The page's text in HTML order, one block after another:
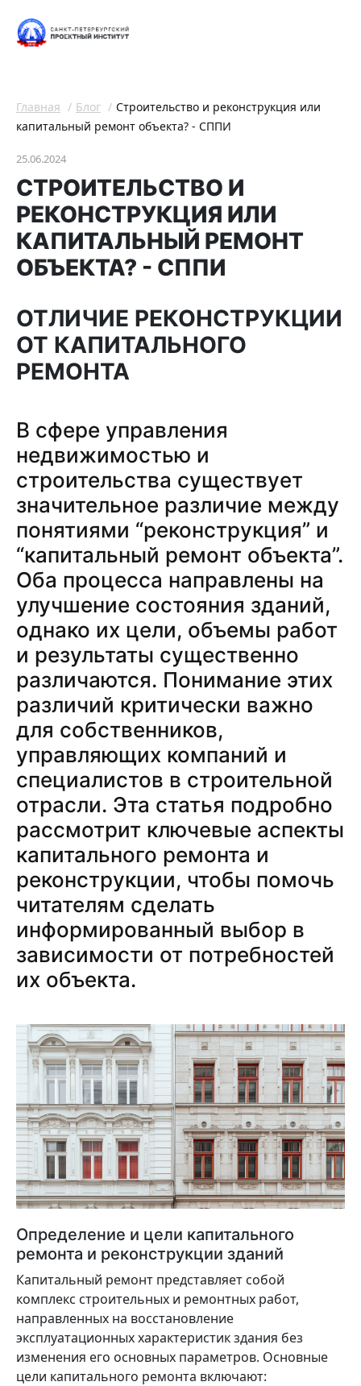
Главная Блог
Строительство и реконструкция или
капитальный ремонт объекта? - СППИ
25.06.2024
СТРОИТЕЛЬСТВО И
РЕКОНСТРУКЦИЯ ИЛИ
КАПИТАЛЬНЫЙ РЕМОНТ
ОБЪЕКТА? - СППИ
ОТЛИЧИЕ РЕКОНСТРУКЦИИ
ОТ КАПИТАЛЬНОГО
РЕМОНТА
В сфере управления
недвижимостью и
строительства существует
значительное различие между
понятиями “реконструкция” и
“капитальный ремонт объекта”.
Оба процесса направлены на
улучшение состояния зданий,
однако их цели, объемы работ
и результаты существенно
различаются. Понимание этих
различий критически важно
для собственников,
управляющих компаний и
специалистов в строительной
отрасли. Эта статья подробно
рассмотрит ключевые аспекты
капитального ремонта и
реконструкции, чтобы помочь
читателям сделать
информированный выбор в
зависимости от потребностей
их объекта.
Определение и цели капитального
ремонта и реконструкции зданий
Капитальный ремонт представляет собой
комплекс строительных и ремонтных работ,
направленных на восстановление
эксплуатационных характеристик здания без
изменения его основных параметров. Основные
цели капитального ремонта включают: